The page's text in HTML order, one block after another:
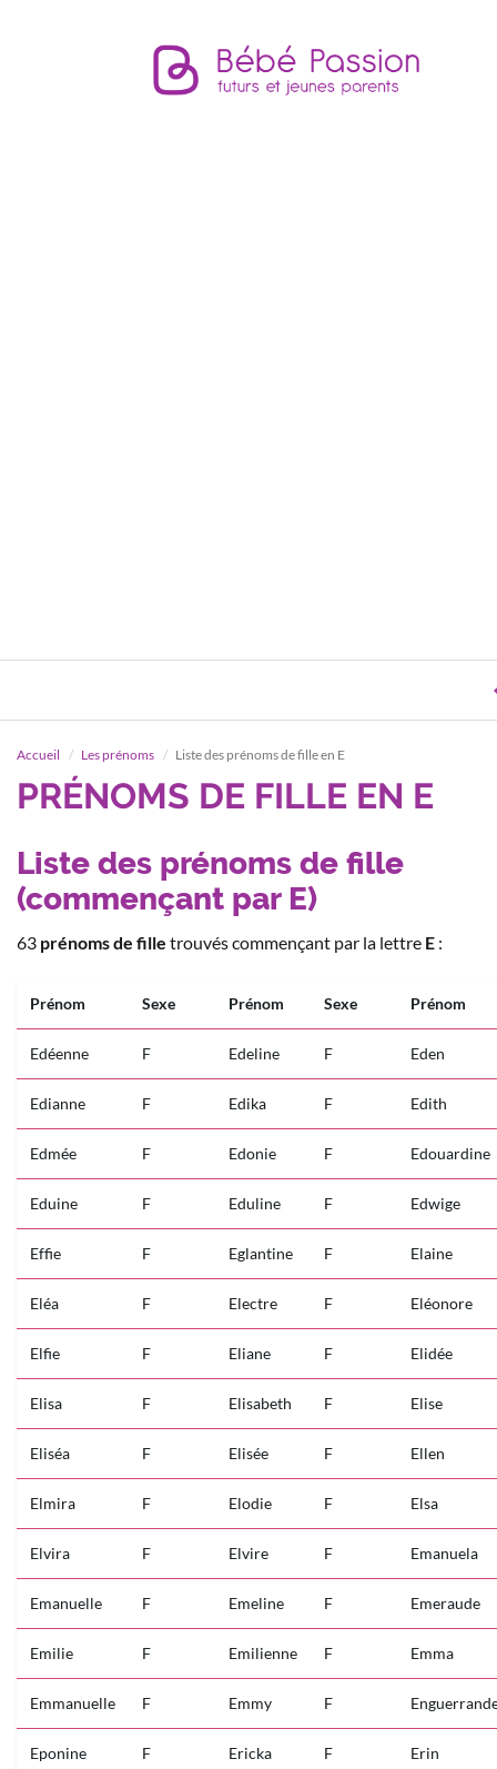
Accueil Les prénoms Liste des prénoms de fille en E
PRÉNOMS DE FILLE EN E
Liste des prénoms de fille
(commençant par E)
63 prénoms de fille trouvés commençant par la lettre E :
Prénom Sexe Prénom Sexe Prénom
Edéenne F Edeline F Eden
Edianne F Edika F Edith
Edmée F Edonie F Edouardine
Eduine F Eduline F Edwige
Effie F Eglantine F Elaine
Eléa F Electre F Eléonore
Elfie F Eliane F Elidée
Elisa F Elisabeth F Elise
Eliséa F Elisée F Ellen
Elmira F Elodie F Elsa
Elvira F Elvire F Emanuela
Emanuelle F Emeline F Emeraude
Emilie F Emilienne F Emma
Emmanuelle F Emmy F
Eponine F Ericka F Erin